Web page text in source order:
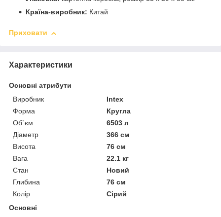
Країна-виробник: Китай
Приховати
Характеристики
Основні атрибути
Виробник
Intex
Форма
Кругла
Об`єм
6503 л
Діаметр
366 см
Висота
76 см
Вага
22.1 кг
Стан
Новий
Глибина
76 см
Колір
Сірий
Основні